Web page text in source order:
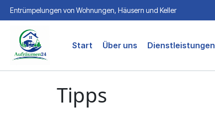
Entrümpelungen von Wohnungen, Häusern und Keller
Start Über uns Dienstleistungen
Tipps